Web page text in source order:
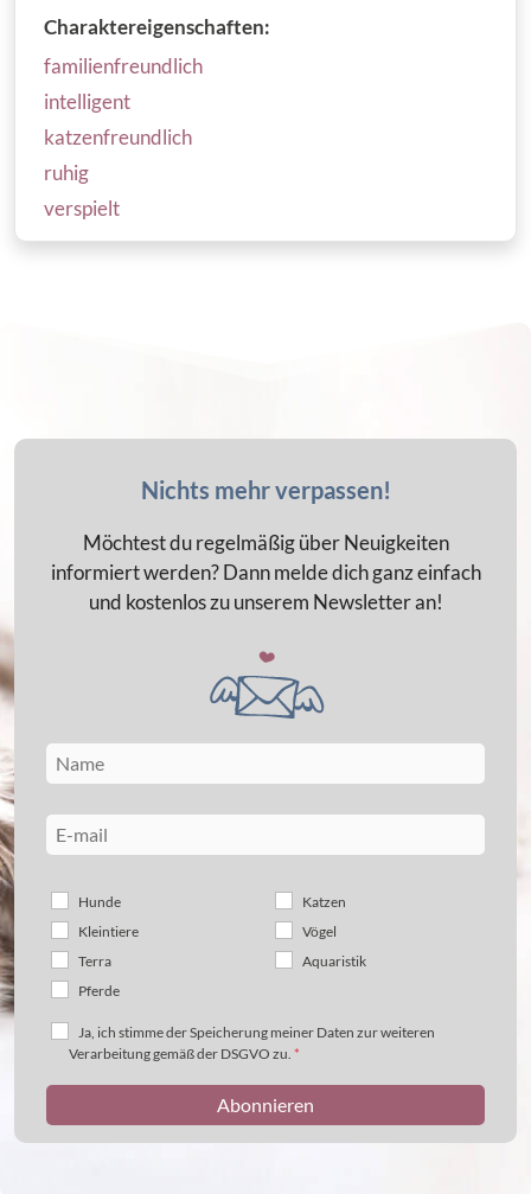
Charaktereigenschaften:
familienfreundlich
intelligent
katzenfreundlich
ruhig
verspielt
Nichts mehr verpassen!
Möchtest du regelmäßig über Neuigkeiten
informiert werden? Dann melde dich ganz einfach
und kostenlos zu unserem Newsletter an!
Hunde
Kleintiere
Terra
Pferde
Katzen
Vögel
Aquaristik
Ja, ich stimme der Speicherung meiner Daten zur weiteren
Verarbeitung gemäß der DSGVO zu. *